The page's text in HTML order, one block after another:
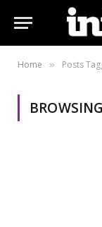
Home » Posts